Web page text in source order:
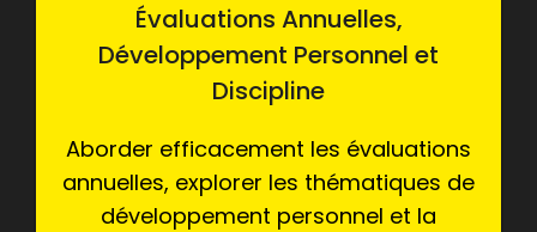
Évaluations Annuelles,
Développement Personnel et
Discipline
Aborder efficacement les évaluations
annuelles, explorer les thématiques de
développement personnel et la